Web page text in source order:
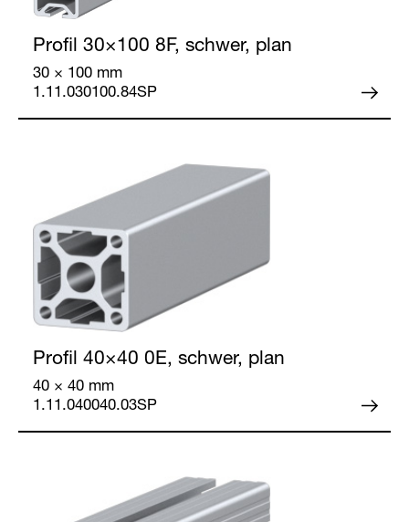
Profil 30×100 8F, schwer, plan
30 × 100 mm
1.11.030100.84SP
Profil 40×40 0E, schwer, plan
40 × 40 mm
1.11.040040.03SP
Anmelden